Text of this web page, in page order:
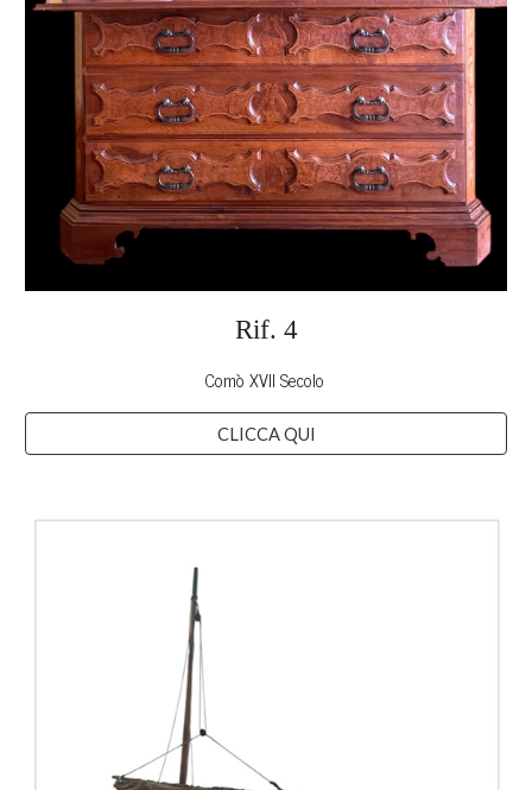
Rif. 4
Comò XVII Secolo
CLICCA QUI